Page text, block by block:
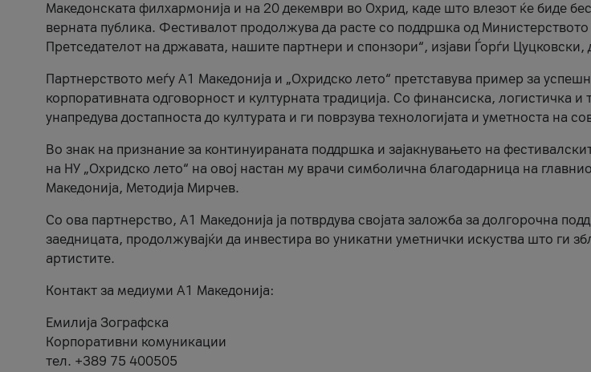
Македонската филхармонија и на 20 декември во Охрид, каде што влезот ќе биде
верната публика. Фестивалот продолжува да расте со поддршка од Министерството
Претседателот на државата, нашите партнери и спонзори“, изјави Ѓорѓи Цуцковски,
Партнерството меѓу A1 Македонија и „Охридско лето“ претставува пример за
корпоративната одговорност и културната традиција. Со финансиска, логистичка и
унапредува достапноста до културата и ги поврзува технологијата и уметноста на
Во знак на признание за континуираната поддршка и зајакнувањето на
на НУ „Охридско лето“ на овој настан му врачи симболична благодарница на
Македонија, Методија Мирчев.
Со ова партнерство, A1 Македонија ја потврдува својата заложба за долгорочна
заедницата, продолжувајќи да инвестира во уникатни уметнички искуства што ги
артистите.
Контакт за медиуми А1 Македонија:
Емилија Зографска
Корпоративни комуникации
тел. +389 75 400505